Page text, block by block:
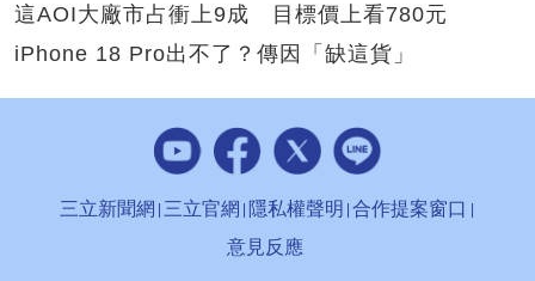
這AOI大廠市占衝上9成 目標價上看780元
iPhone 18 Pro出不了？傳因「缺這貨」
三立新聞網 三立官網 隱私權聲明 合作提案窗口
意見反應